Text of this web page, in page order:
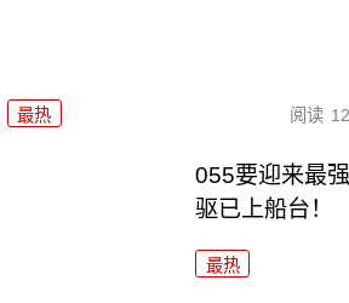
最热 阅读
055要迎来最
驱已上船台！
最热